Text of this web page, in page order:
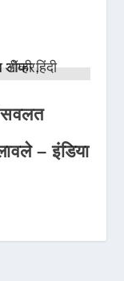
– इंडिया